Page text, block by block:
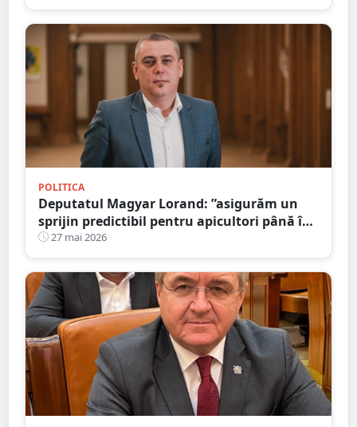
POLITICA
Deputatul Magyar Lorand: ”asigurăm un
sprijin predictibil pentru apicultori până în
anul 2028”
27 mai 2026